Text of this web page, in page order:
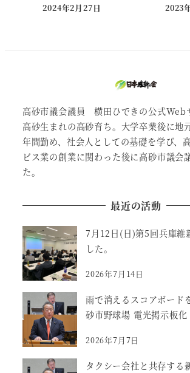
投稿日
2024年2月27日
投稿日
2023
高砂市議会議員 横田ひできの公式Web
高砂生まれの高砂育ち。大学卒業後に地
年間勤め、社会人としての基礎を学び、
ビス業の創業に関わった後に高砂市議会
た。
最近の活動
7月12日(日)第5回兵庫維
した。
2026年7月14日
雨で消えるスコアボード
砂市野球場 電光掲示板化
2026年7月7日
タクシー会社と共存する